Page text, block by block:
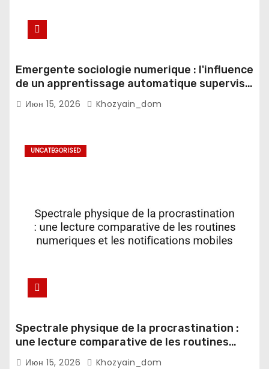
Emergente sociologie numerique : l'influence
de un apprentissage automatique supervise
sur les espaces domestiques
Июн 15, 2026 Khozyain_dom
UNCATEGORISED
Spectrale physique de la procrastination :
une lecture comparative de les routines
numeriques et les notifications mobiles
Июн 15, 2026 Khozyain_dom